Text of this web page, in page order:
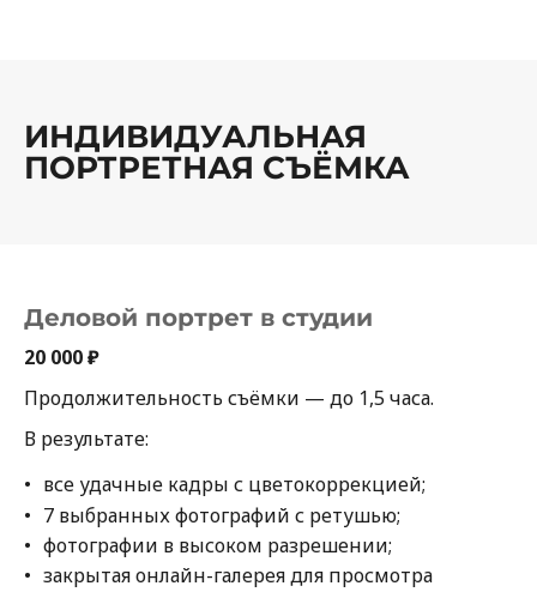
ИНДИВИДУАЛЬНАЯ
ПОРТРЕТНАЯ СЪЁМКА
Деловой портрет в студии
20 000 ₽
Продолжительность съёмки — до 1,5 часа.
В результате:
все удачные кадры с цветокоррекцией;
7 выбранных фотографий с ретушью;
фотографии в высоком разрешении;
закрытая онлайн-галерея для просмотра